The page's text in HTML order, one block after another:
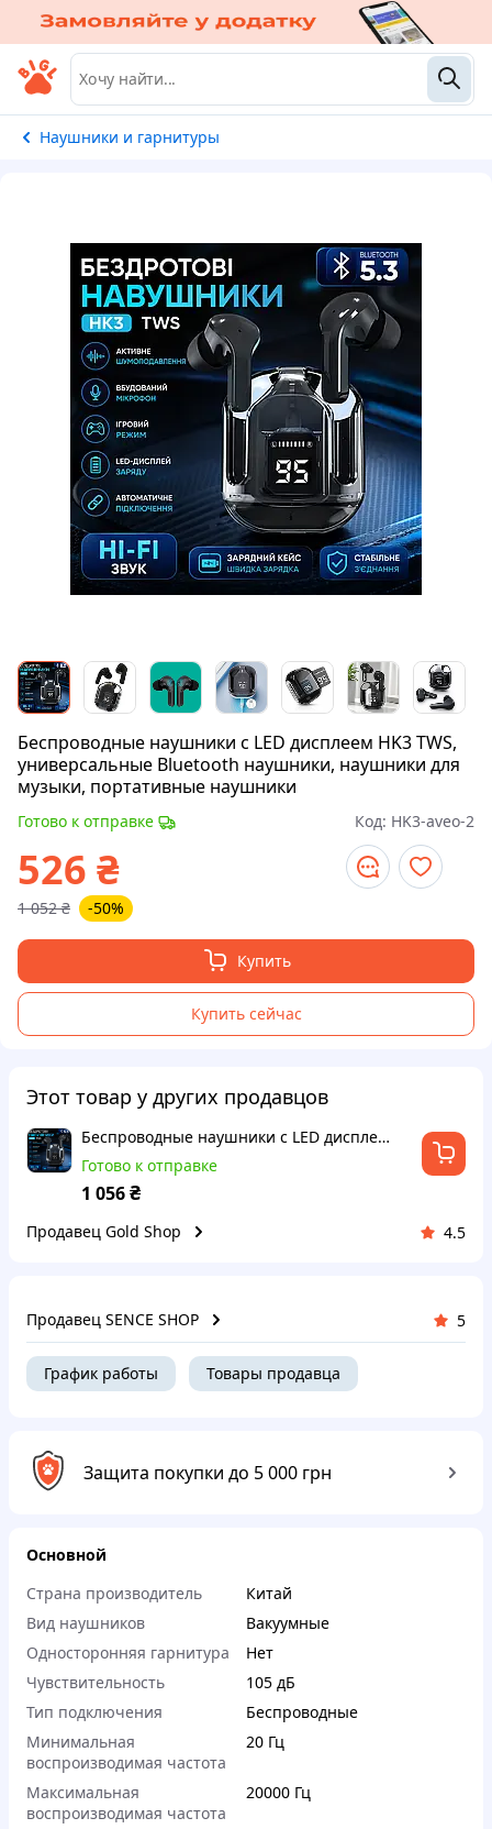
Наушники и гарнитуры
Беспроводные наушники с LED дисплеем HK3 TWS,
универсальные Bluetooth наушники, наушники для
музыки, портативные наушники
Готово к отправке Код: HK3-aveo-2
526 ₴
1 052 ₴ -50%
Купить
Купить сейчас
Этот товар у других продавцов
Беспроводные наушники с LED дисплеем HK3 TWS, универсальные Bluetooth наушники, наушники для музыки, портативные наушники
Готово к отправке
1 056₴
Продавец Gold Shop 4.5
Продавец SENCE SHOP 5
График работы Товары продавца
Защита покупки до 5 000 грн
Основной
Страна производитель
Китай
Вид наушников
Вакуумные
Односторонняя гарнитура
Нет
Чувствительность
105 дБ
Тип подключения
Беспроводные
Минимальная
воспроизводимая частота
20 Гц
Максимальная
воспроизводимая частота
20000 Гц